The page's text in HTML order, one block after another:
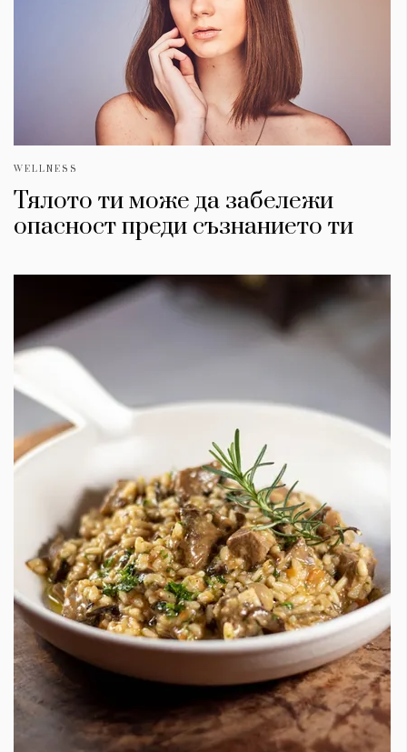
WELLNESS
Тялото ти може да забележи
опасност преди съзнанието ти